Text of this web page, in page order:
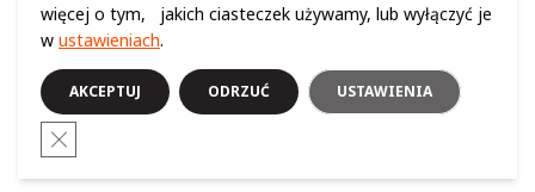
© 2024 WSZELKIE PRAWA ZASTRZEŻONE (C) CENTRUM NAUKI KOPERNIK
więcej o tym, jakich ciasteczek używamy, lub wyłączyć je
w ustawieniach.
AKCEPTUJ ODRZUĆ USTAWIENIA
Close GDPR Cookie Banner